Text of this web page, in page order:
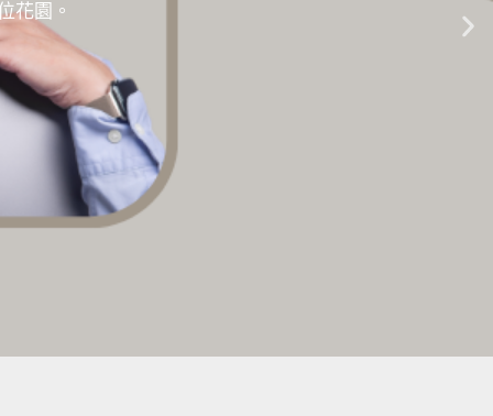
位花園。
AI教學 |
點擊這裡